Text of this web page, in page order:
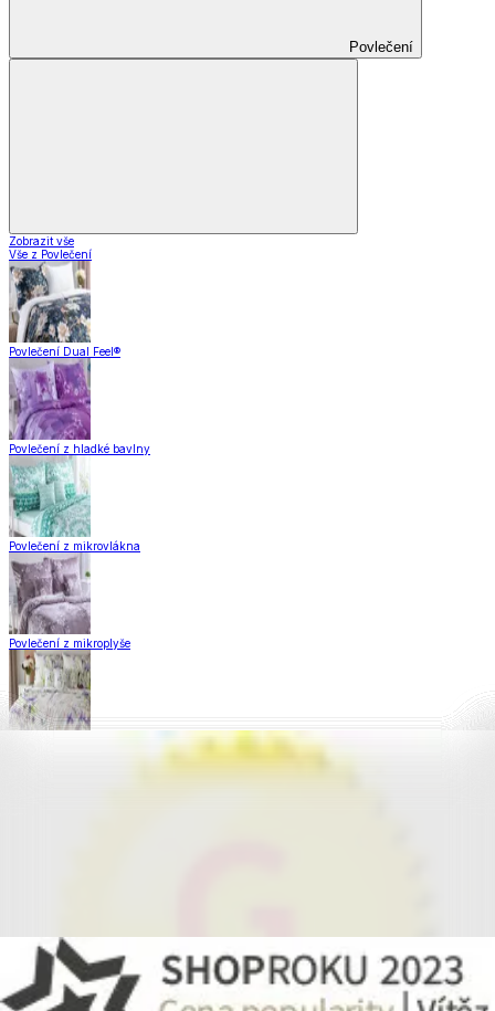
Povlečení
Zobrazit vše
Vše z Povlečení
Povlečení Dual Feel®
Povlečení z hladké bavlny
Povlečení z mikrovlákna
Povlečení z mikroplyše
Krepové povlečení